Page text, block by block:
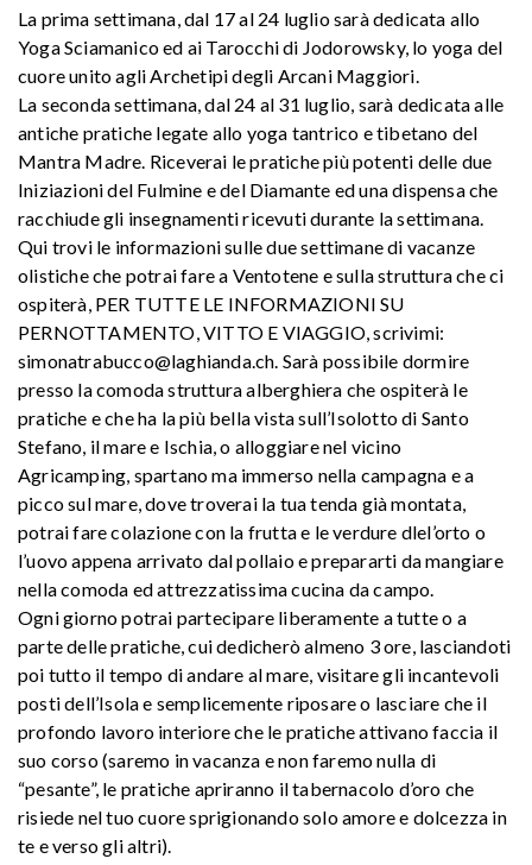
La prima settimana, dal 17 al 24 luglio sarà dedicata allo
Yoga Sciamanico ed ai Tarocchi di Jodorowsky, lo yoga del
cuore unito agli Archetipi degli Arcani Maggiori.
La seconda settimana, dal 24 al 31 luglio, sarà dedicata alle
antiche pratiche legate allo yoga tantrico e tibetano del
Mantra Madre. Riceverai le pratiche più potenti delle due
Iniziazioni del Fulmine e del Diamante ed una dispensa che
racchiude gli insegnamenti ricevuti durante la settimana.
Qui trovi le informazioni sulle due settimane di vacanze
olistiche che potrai fare a Ventotene e sulla struttura che ci
ospiterà, PER TUTTE LE INFORMAZIONI SU
PERNOTTAMENTO, VITTO E VIAGGIO, scrivimi:
simonatrabucco@laghianda.ch. Sarà possibile dormire
presso la comoda struttura alberghiera che ospiterà le
pratiche e che ha la più bella vista sull’Isolotto di Santo
Stefano, il mare e Ischia, o alloggiare nel vicino
Agricamping, spartano ma immerso nella campagna e a
picco sul mare, dove troverai la tua tenda già montata,
potrai fare colazione con la frutta e le verdure dlel’orto o
l’uovo appena arrivato dal pollaio e prepararti da mangiare
nella comoda ed attrezzatissima cucina da campo.
Ogni giorno potrai partecipare liberamente a tutte o a
parte delle pratiche, cui dedicherò almeno 3 ore, lasciandoti
poi tutto il tempo di andare al mare, visitare gli incantevoli
posti dell’Isola e semplicemente riposare o lasciare che il
profondo lavoro interiore che le pratiche attivano faccia il
suo corso (saremo in vacanza e non faremo nulla di
“pesante”, le pratiche apriranno il tabernacolo d’oro che
risiede nel tuo cuore sprigionando solo amore e dolcezza in
te e verso gli altri).